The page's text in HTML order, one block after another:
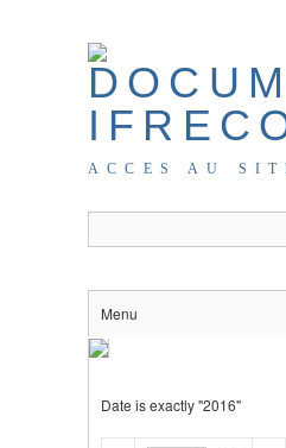
ACCES AU
Menu
Date is exactly "2016"